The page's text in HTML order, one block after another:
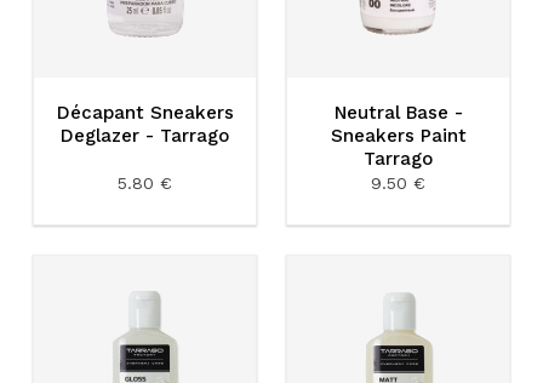
Décapant Sneakers
Deglazer - Tarrago
5.80 €
Neutral Base -
Sneakers Paint
Tarrago
9.50 €